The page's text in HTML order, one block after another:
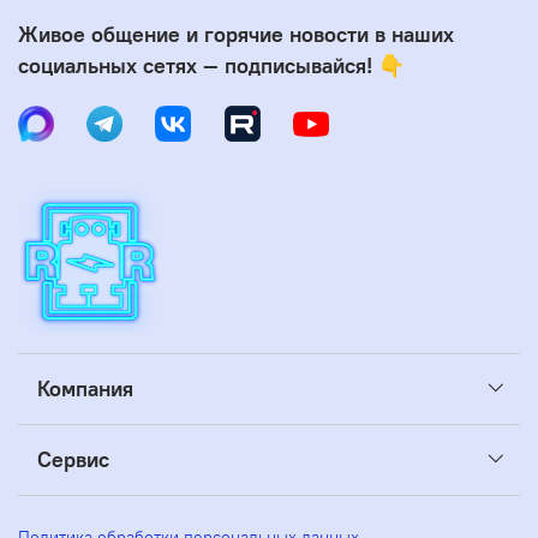
Компания
Сервис
Живое общение и горячие новости в наших
социальных сетях — подписывайся! 👇